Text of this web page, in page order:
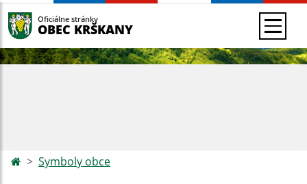
Oficiálne stránky
OBEC KRŠKANY
Symboly obce